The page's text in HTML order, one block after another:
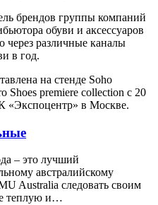
брендов группы компаний
обуви и аксессуаров
различные каналы
в год.
на стенде Soho
Shoes premiere collection с 20
«Экспоцентр» в Москве.
– это лучший
австралийскому
Australia следовать своим
теплую и…